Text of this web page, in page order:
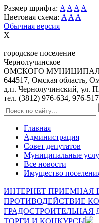
Размер шрифта: A A A A
Цветовая схема: A A A
Обычная версия
X
городское поселение
Чернолучинское
ОМСКОГО
644517, Омская область,
д.п. Чернолучинский, ул.
тел. (3812) 976-634, 976-517
Главная
Администрация
Совет депутатов
Муниципальные
Все новости
Имущество
ИНТЕРНЕТ ПРИЕМНАЯ
ПРОТИВОДЕЙСТВИЕ
ГРАДОСТРОИТЕЛЬНАЯ
ТОРГИ И КОНКУРСЫ